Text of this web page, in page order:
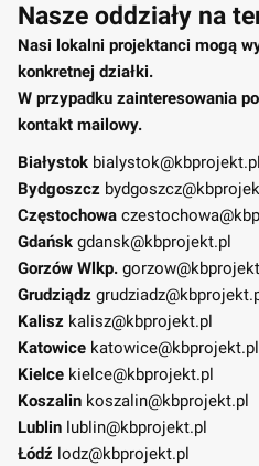
Nasze oddziały na
Nasi lokalni projektanci mogą
konkretnej działki.
W przypadku zainteresowania
kontakt mailowy.
Białystok bialystok@kbprojekt.pl
Bydgoszcz
Częstochowa
Gdańsk gdansk@kbprojekt.pl
Gorzów Wlkp.
Grudziądz
Kalisz kalisz@kbprojekt.pl
Katowice katowice@kbprojekt.pl
Kielce kielce@kbprojekt.pl
Koszalin koszalin@kbprojekt.pl
Lublin lublin@kbprojekt.pl
Łódź lodz@kbprojekt.pl